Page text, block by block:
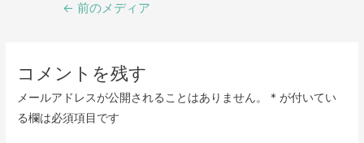
← 前のメディア
コメントを残す
メールアドレスが公開されることはありません。 * が付いてい
る欄は必須項目です